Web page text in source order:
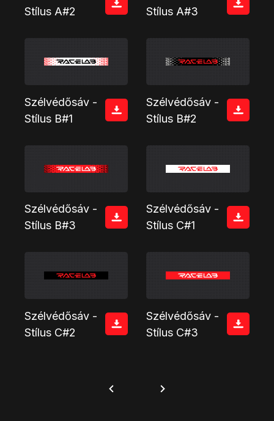
Stílus A#2
Stílus A#3
Szélvédősáv -
Stílus B#1
Szélvédősáv -
Stílus B#2
Szélvédősáv -
Stílus B#3
Szélvédősáv -
Stílus C#1
Szélvédősáv -
Stílus C#2
Szélvédősáv -
Stílus C#3